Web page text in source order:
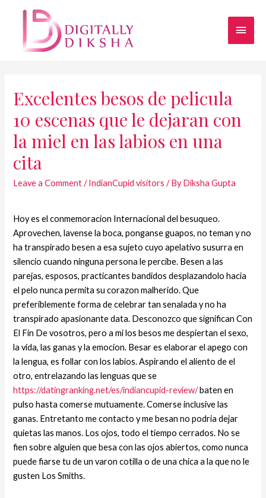
Excelentes besos de pelicula
10 escenas que le dejaran con
la miel en las labios en una
cita
Leave a Comment /IndianCupid visitors / ByDiksha Gupta
Hoy es el conmemoracion Internacional del besuqueo.
Aprovechen, lavense la boca, ponganse guapos, no teman y no
ha transpirado besen a esa sujeto cuyo apelativo susurra en
silencio cuando ninguna persona le percibe. Besen a las
parejas, esposos, practicantes bandidos desplazandolo hacia
el pelo nunca permita su corazon malherido. Que
preferiblemente forma de celebrar tan senalada y no ha
transpirado apasionante data. Desconozco que significan Con
El Fin De vosotros, pero a mi los besos me despiertan el sexo,
la vida, las ganas y la emocion. Besar es elaborar el apego con
la lengua, es follar con los labios. Aspirando el aliento de el
otro, entrelazando las lenguas que se
https://datingranking.net/es/indiancupid-review/baten en
pulso hasta comerse mutuamente. Comerse inclusive las
ganas. Entretanto me contacto y me besan no podria dejar
quietas las manos. Los ojos, todo el tiempo cerrados. No se
fien sobre alguien que besa con las ojos abiertos, como nunca
puede fiarse tu de un varon cotilla o de una chica a la que no le
gusten Los Smiths.